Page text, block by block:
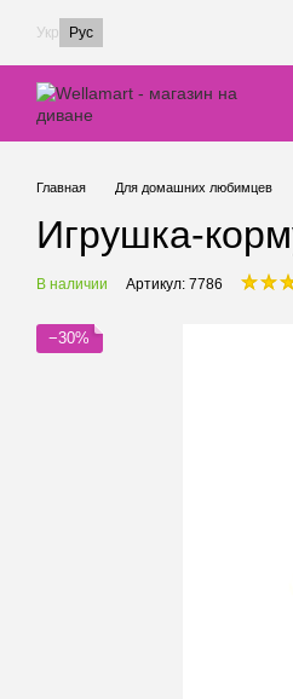
Перейти к основному контенту
Укр Рус
Главная Для домашних любимцев
Игрушка-
В наличии Артикул: 7786
−30%